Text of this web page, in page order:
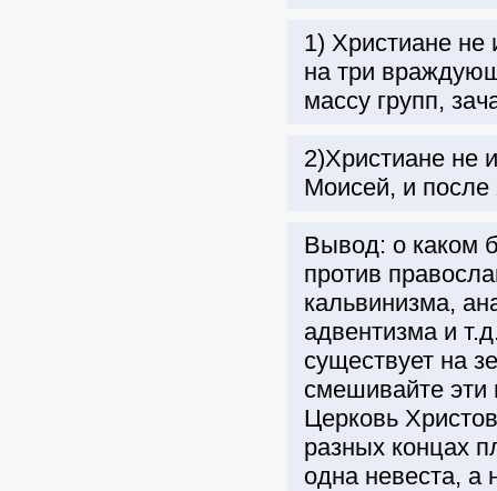
1) Христиане не
на три
массу групп,
2)Христиане не
Моисей, и после
Вывод: о каком
против
кальвинизма,
адвентизма и
существует на
смешивайте эти
Церковь
разных концах
одна невеста, а